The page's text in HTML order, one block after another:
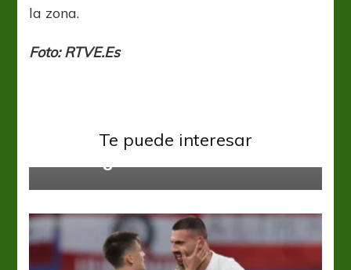
la zona.
Foto: RTVE.Es
Te puede interesar
Euro 2020: Hungría finalista y sí
fue “magiar”